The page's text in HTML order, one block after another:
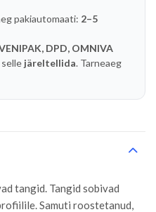
pakiautomaati: 2–5
DPD, OMNIVA
järeltellida. Tarneaeg
tangid. Tangid sobivad
Samuti roostetanud,